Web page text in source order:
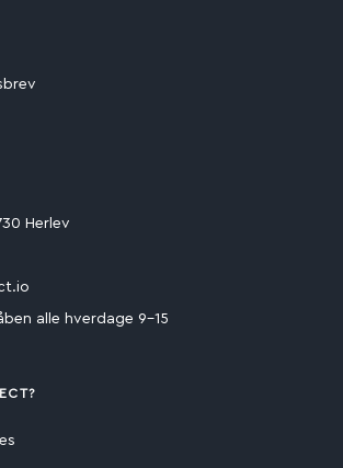
Herlev
alle hverdage 9-15